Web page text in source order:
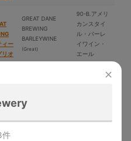
ィー
リオ
GREAT DANE
BREWING
BARLEYWINE
(Great)
90-B.アメリ
カンスタイ
ル・バーレ
イワイン・
エール
75-B.ベルジ
エ
酒⽥トラディショ
1-C.酵⺟入り
×
件